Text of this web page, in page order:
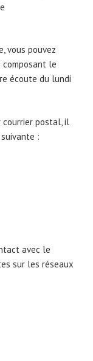
vous pouvez
composant le
écoute du lundi
courrier postal, il
:
avec le
sur les réseaux